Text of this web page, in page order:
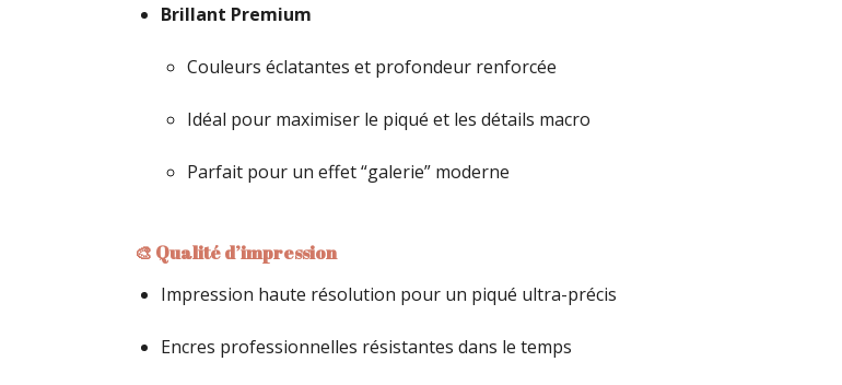
Brillant Premium
Couleurs éclatantes et profondeur renforcée
Idéal pour maximiser le piqué et les détails macro
Parfait pour un effet “galerie” moderne
🎨 Qualité d’impression
Impression haute résolution pour un piqué ultra-précis
Encres professionnelles résistantes dans le temps